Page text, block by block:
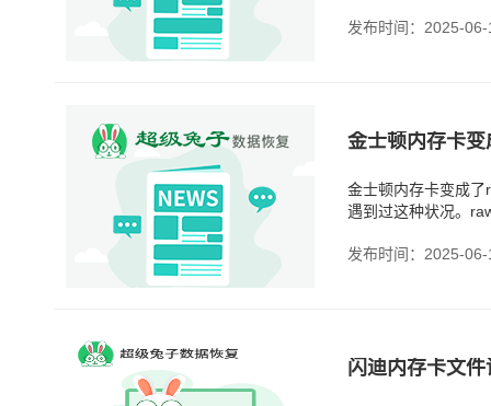
发布时间：2025-06-
金士顿内存卡变成
遇到过这种状况。
发布时间：2025-06-
闪迪内存卡文